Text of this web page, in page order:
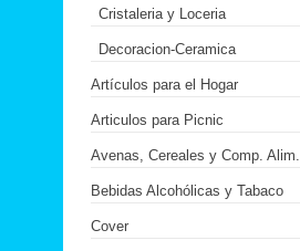
Cristaleria y Loceria
Decoracion-Ceramica
Artículos para el Hogar
Articulos para Picnic
Avenas, Cereales y Comp. Alim.
Bebidas Alcohólicas y Tabaco
Cover